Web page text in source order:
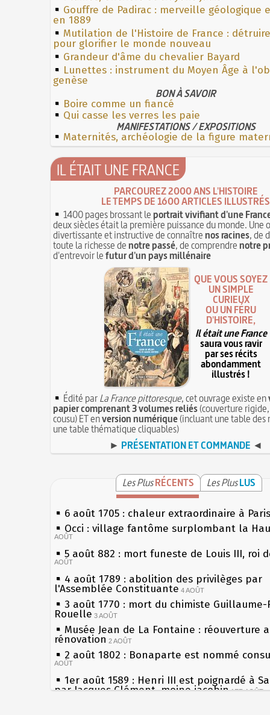
Gouffre de Padirac : merveille géologique
en 1889
Mutilation de l'Histoire de France :
pour glorifier le monde nouveau
Grandeur d'âme du chevalier Bayard
Lunettes : instrument du Moyen Âge à
genèse
BON À SAVOIR
Boire comme un fiancé
Qui casse les verres les paie
MANIFESTATIONS / EXPOSITIONS
Maternités, archéologie de la figure
IL ÉTAIT UNE FRANCE
PARCOUREZ 2000 ANS L'HISTOIRE
LE TEMPS DE 1600 ARTICLES ILLUSTRÉS
1400 pages brossant leportrait vivifiant d'une
deux siècles était la première puissance du monde. Une
divertissante et instructive de connaîtrenos racines, de
toute la richesse denotre passé, de comprendrenotre
d'entrevoir lefutur d'un pays millénaire
QUE VOUS SOYEZ
UN SIMPLE
CURIEUX
OU UN FÉRU
D'HISTOIRE,
Il était une France
saura vous ravir
par ses récits
abondamment
illustrés !
Édité parLa France pittoresque, cet ouvrage existe en
papier comprenant 3 volumes reliés(couverture
cousu) ET enversion numérique(incluant une table des
une table thématique cliquables)
► PRÉSENTATION ET COMMANDE ◄
Les PlusRÉCENTS Les PlusLUS
6 août 1705 : chaleur extraordinaire à Paris
Occi : village fantôme surplombant la
AOÛT
5 août 882 : mort funeste de Louis III, roi
AOÛT
4 août 1789 : abolition des privilèges par
l'Assemblée Constituante 4 AOÛT
3 août 1770 : mort du chimiste Guillaume-
Rouelle 3 AOÛT
Musée Jean de La Fontaine : réouverture
rénovation 2 AOÛT
2 août 1802 : Bonaparte est nommé
AOÛT
1er août 1589 : Henri III est poignardé à
par Jacques Clément, moine jacobin 1ER AOÛT